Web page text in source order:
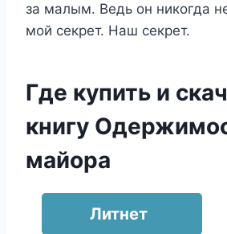
за малым. Ведь он никогда
мой секрет. Наш секрет.
Где купить и
книгу
майора
Литнет